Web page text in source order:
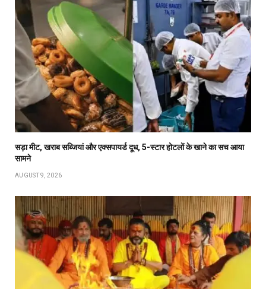
सड़ा मीट, खराब सब्जियां और एक्सपायर्ड दूध, 5-स्टार होटलों के खाने का सच आया
सामने
AUGUST 9, 2026